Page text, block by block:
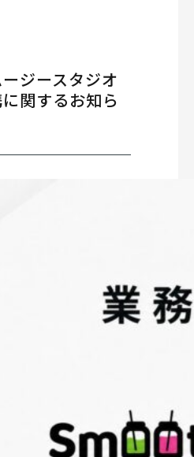
ジースタジオ
関するお知ら